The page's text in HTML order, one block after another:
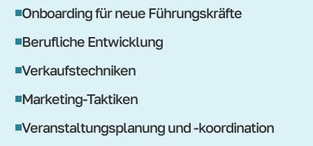
Onboarding für neue Führungskräfte
Berufliche Entwicklung
Verkaufstechniken
Marketing-Taktiken
Veranstaltungsplanung und -koordination